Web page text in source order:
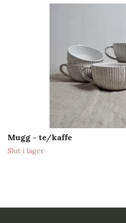
Mugg - te/kaffe
Slut i lager